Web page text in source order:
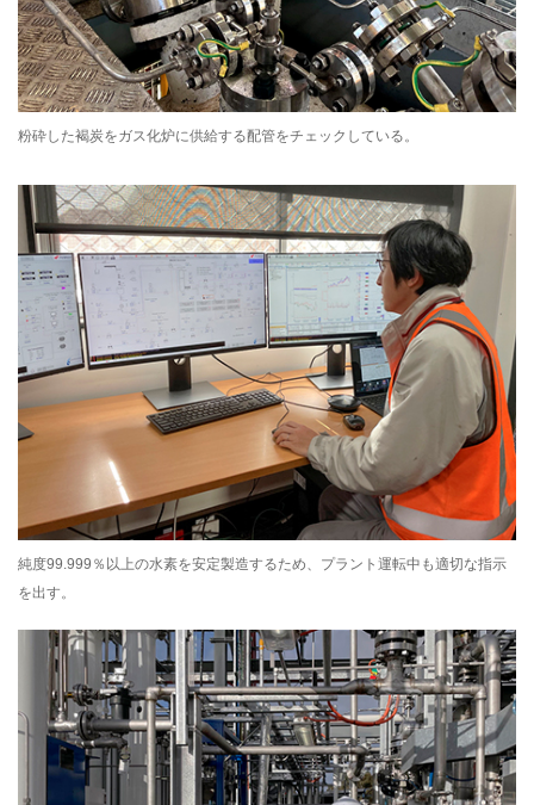
粉砕した褐炭をガス化炉に供給する配管をチェックしている。
純度99.999％以上の水素を安定製造するため、プラント運転中も適切な指示
を出す。